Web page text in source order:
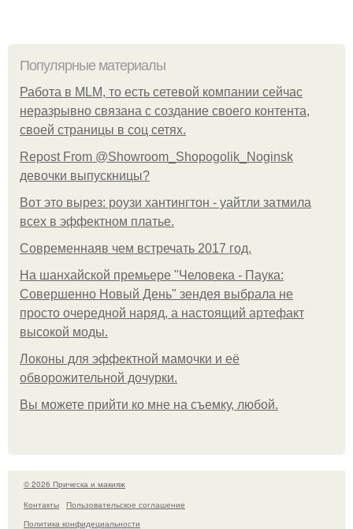
Популярные материалы
Работа в MLM, то есть сетевой компании сейчас
неразрывно связана с создание своего контента,
своей страницы в соц сетях.
Repost From @Showroom_Shopogolik_Noginsk
девочки выпускницы?
Вот это вырез: роузи хантингтон - уайтли затмила
всех в эффектном платьe.
Современнаяв чем встречать 2017 год.
На шанхайской премьере "Человека - Паука:
Совершенно Новый День" зендея выбрала не
просто очередной наряд, а настоящий артефакт
высокой моды.
Локоны для эффектной мамочки и её
обворожительной дочурки.
Вы можете прийти ко мне на съемку, любой.
© 2026 Прическа и макияж
Контакты
Пользовательское соглашение
Политика конфидециальности